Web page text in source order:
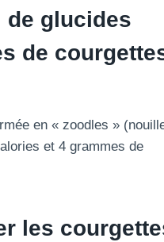
de glucides
de
en « zoodles »
et 4 grammes de
les